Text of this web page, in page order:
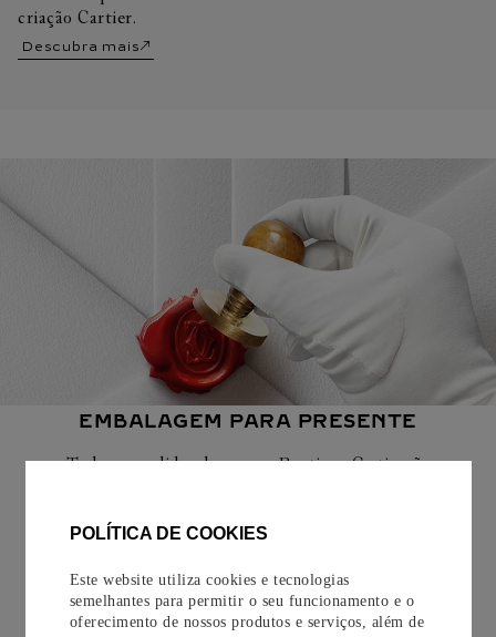
POLÍTICA DE COOKIES
Este website utiliza cookies e tecnologias
semelhantes para permitir o seu funcionamento e o
oferecimento de nossos produtos e serviços, além de
criação Cartier.
Descubra mais
EMBALAGEM PARA PRESENTE
Todos os pedidos de nossa e-Boutique Cartier são